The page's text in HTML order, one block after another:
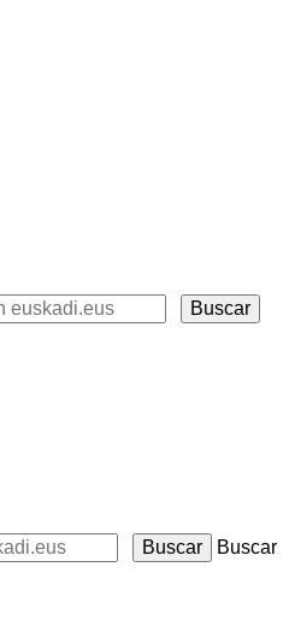
Buscar